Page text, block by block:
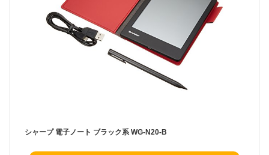
シャープ 電子ノート ブラック系 WG-N20-B